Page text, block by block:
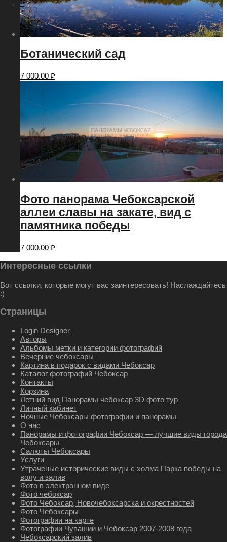
Меню Меню
Ботанический сад
7 000.00 ₽
Фото панорама Чебоксарской
аллеи славы на закате, вид с
памятника победы
7 000.00 ₽
Интересные ссылки
Вот ссылки, которые могут вас заинтересовать! Наслаждайтесь
:)
Страницы
Login Designer
Авторы
Альбомы метки и категории фотографий
Вечерние чебоксары
Картина в подарок с видами Чебоксар
Каталог фотографий Чебоксар
Контакты
Корзина
Летний вид Панорамы чебоксар 3D фото тур
Личный кабинет
Ночные Чебоксары фотографии и панорамы
О нас
Панорамы и фотографии Чебоксар — лучшие виды города
Чебоксары
Салюты Чебоксары
Услуги
Утраченые исторические виды с холма Парка победы на
волу и залив
Фото в электронном виде
Фото чебоксар
Фото Чебоксар, Новочебоксарска и окрестностей
Фото Чебоксары
Фотографии на карте
Фотографии Чувашии и Чебоксар 2007-2008 года
Чебоксарский залив